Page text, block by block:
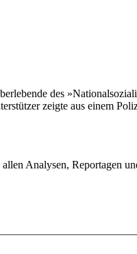
des
zeigte aus einem
Analysen, Reportagen